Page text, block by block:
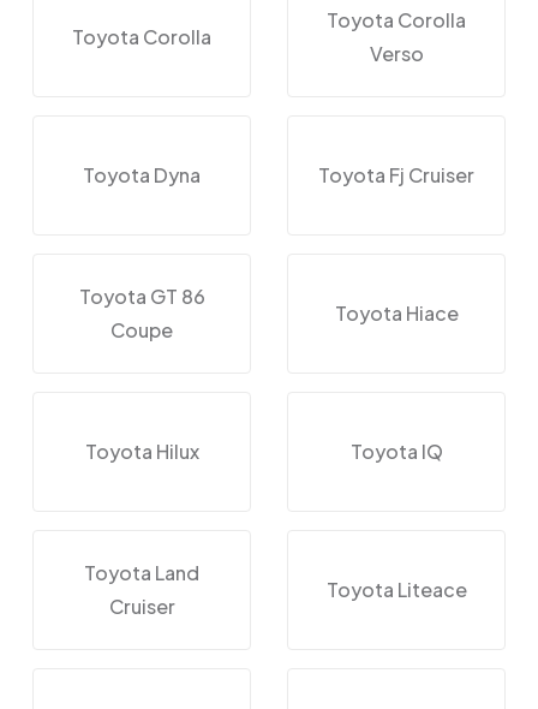
Toyota Corolla
Toyota Corolla
Verso
Toyota Dyna Toyota Fj Cruiser
Toyota GT 86
Coupe
Toyota Hiace
Toyota Hilux Toyota IQ
Toyota Land
Cruiser
Toyota Liteace